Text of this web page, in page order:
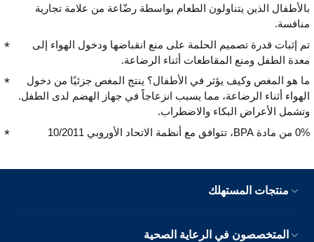
بالأطفال الذين يتناولون الطعام بواسطة رضّاعة من علامة تجارية
منافسة.
تم إثبات قدرة تصميم الحلمة على منع انقباضها ودخول الهواء إلى
معدة الطفل ومنع المقاطعات أثناء الرضاعة.
ما هو المغص وكيف يؤثر في الأطفال؟ ينتج المغص جزئيًا من دخول
الهواء أثناء الرضاعة، مما يسبب انزعاجاً في جهاز الهضم لدى الطفل.
وتشمل الأعراض البكاء والاضطراب.
0% من مادة BPA، تتوافق مع أنظمة الاتحاد الأوروبي 10/2011
منتجات المستهلك
المتخصصون في الرعاية الصحية